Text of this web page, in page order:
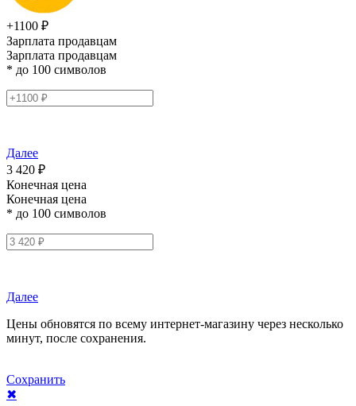
+1100 ₽
Зарплата продавцам
Зарплата продавцам
* до 100 символов
Далее
3 420 ₽
Конечная цена
Конечная цена
* до 100 символов
Далее
Цены обновятся по всему интернет-магазину через несколько
минут, после сохранения.
Сохранить
✖